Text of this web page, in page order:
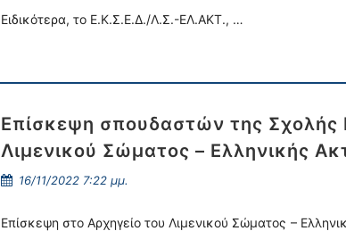
Ειδικότερα, το Ε.Κ.Σ.Ε.Δ./Λ.Σ.-ΕΛ.ΑΚΤ., …
Επίσκεψη σπουδαστών της Σχολής
Λιμενικού Σώματος – Ελληνικής
16/11/2022 7:22 μμ.
Επίσκεψη στο Αρχηγείο του Λιμενικού Σώματος –